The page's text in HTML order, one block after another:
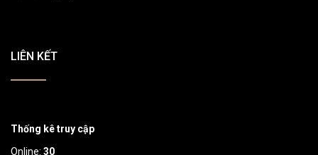
LIÊN KẾT
Thống kê truy cập
Online: 30